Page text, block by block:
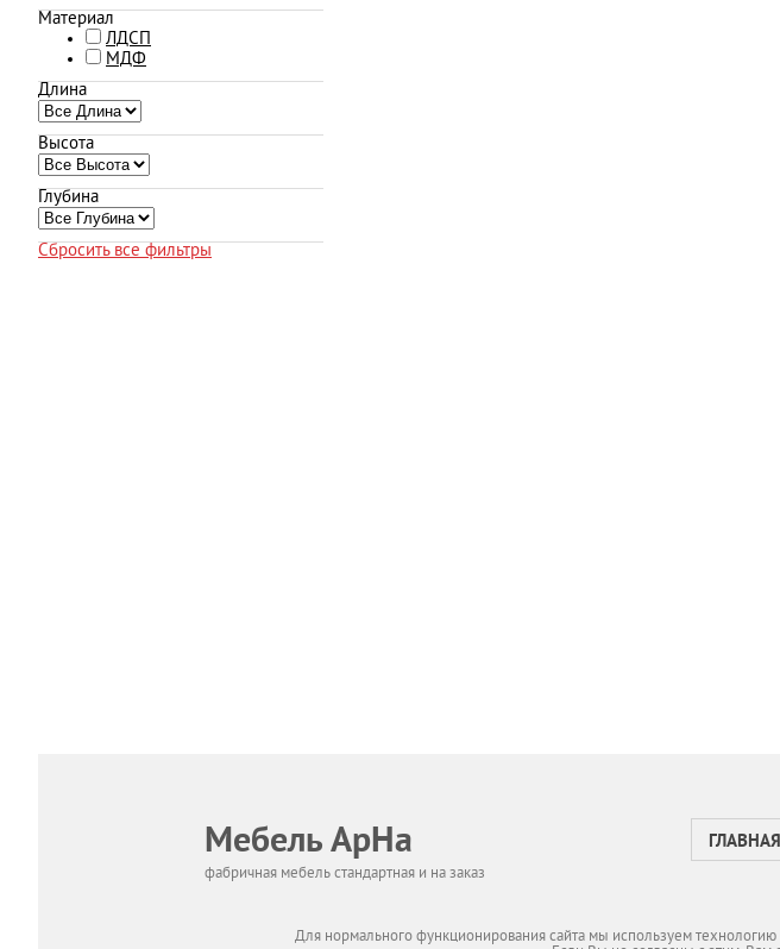
Материал
ЛДСП
МДФ
Длина
Высота
Глубина
Сбросить все фильтры
Мебель АрНа
фабричная мебель стандартная и на заказ
ГЛАВНАЯ
Для нормального функционирования сайта мы используем